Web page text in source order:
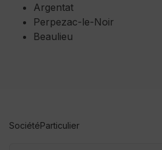
Argentat
Perpezac-le-Noir
Beaulieu
SociétéParticulier